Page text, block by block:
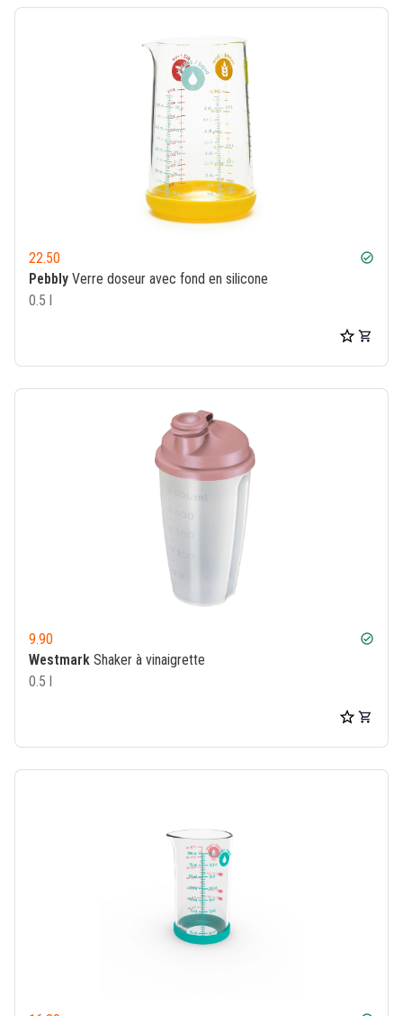
22.50 check_circle
Pebbly Verre doseur avec fond en silicone
0.5 l
9.90 check_circle
Westmark Shaker à vinaigrette
0.5 l